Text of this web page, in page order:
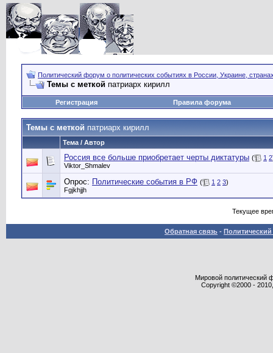
Политический форум о политических событиях в России, Украине,
Темы с меткой патриарх кирилл
Регистрация Правила форума
Темы с меткой патриарх кирилл
Тема / Автор
Россия все больше приобретает черты диктатуры ( 1 2
Viktor_Shmalev
Опрос: Политические события в РФ ( 1 2 3)
Fgjkhjjh
Текущее
Обратная связь -
Мировой политический
Copyright ©2000 -